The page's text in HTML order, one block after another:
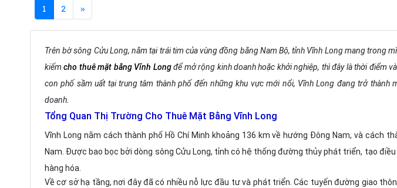
1 2 »
Trên bờ sông Cửu Long, nằm tại trái tim của vùng đồng bằng Nam Bộ, tỉnh Vĩnh Long mang trong
kiếmcho thuê mặt bằng Vĩnh Longđể mở rộng kinh doanh hoặc khởi nghiệp, thì đây là thời điểm
con phố sầm uất tại trung tâm thành phố đến những khu vực mới nổi, Vĩnh Long đang trở thành
doanh.
Tổng Quan Thị Trường Cho Thuê Mặt Bằng Vĩnh Long
Vĩnh Long nằm cách thành phố Hồ Chí Minh khoảng 136 km về hướng Đông Nam, và cách
Nam. Được bao bọc bởi dòng sông Cửu Long, tỉnh có hệ thống đường thủy phát triển, tạo
hàng hóa.
Về cơ sở hạ tầng, nơi đây đã có nhiều nỗ lực đầu tư và phát triển. Các tuyến đường giao